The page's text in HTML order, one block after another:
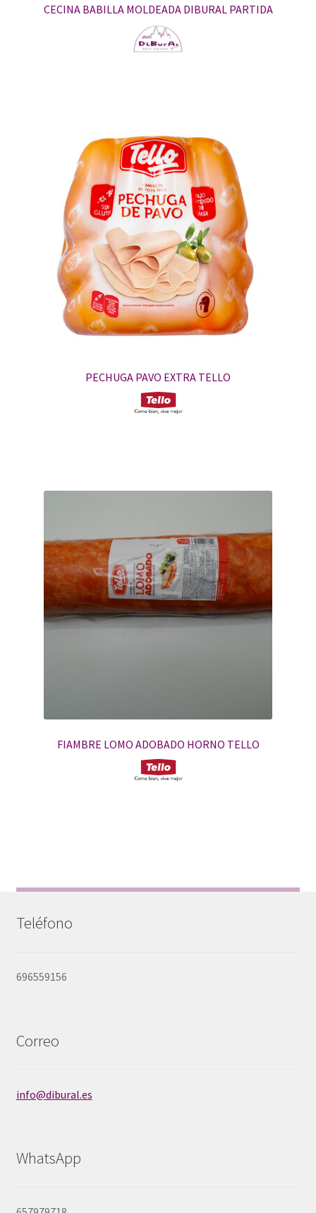
CECINA BABILLA MOLDEADA DIBURAL PARTIDA
PECHUGA PAVO EXTRA TELLO
FIAMBRE LOMO ADOBADO HORNO TELLO
Teléfono
696559156
Correo
info@dibural.es
WhatsApp